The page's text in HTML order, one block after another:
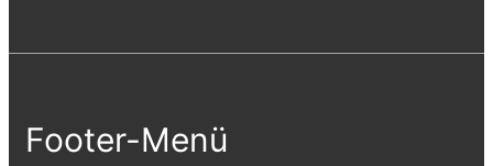
Footer-Menü